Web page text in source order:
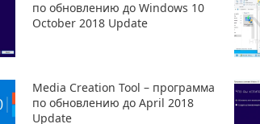
по обновлению до Windows 10
October 2018 Update
Media Creation Tool – программа
по обновлению до April 2018
Update